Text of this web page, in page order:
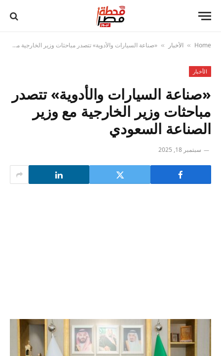
Home
» الأخبار » «صناعة السيارات والأدوية» تتصدر مباحثات وزير الخارجية مع وزير الصناعة السعودي
الأخبار
«صناعة السيارات والأدوية» تتصدر
مباحثات وزير الخارجية مع وزير
الصناعة السعودي
سبتمبر 18, 2025